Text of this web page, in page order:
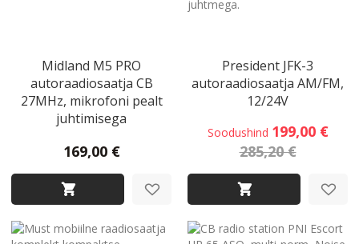
Midland M5 PRO
autoraadiosaatja CB
27MHz, mikrofoni pealt
juhtimisega
169,00 €
President JFK-3
autoraadiosaatja AM/FM,
12/24V
Soodushind 199,00 €
285,20 €